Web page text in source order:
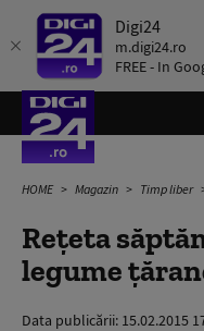
Digi24
m.digi24.ro
FREE - In
HOME Magazin Timp liber
Rețeta
legume
Data publicării: 15.02.2015